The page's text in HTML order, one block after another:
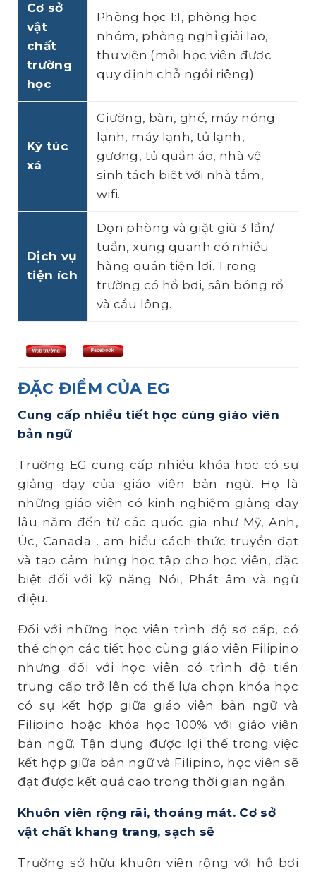
Cơ sở
vật
chất
trường
học
Phòng học 1:1, phòng học
nhóm, phòng nghỉ giải lao,
thư viện (mỗi học viên được
quy định chỗ ngồi riêng).
Ký túc
xá
Giường, bàn, ghế, máy nóng
lạnh, máy lạnh, tủ lạnh,
gương, tủ quần áo, nhà vệ
sinh tách biệt với nhà tắm,
wifi.
Dịch vụ
tiện ích
Dọn phòng và giặt giũ 3 lần/
tuần, xung quanh có nhiều
hàng quán tiện lợi. Trong
trường có hồ bơi, sân bóng rổ
và cầu lông.
ĐẶC ĐIỂM CỦA EG
Cung cấp nhiều tiết học cùng giáo viên
bản ngữ
Trường EG cung cấp nhiều khóa học có sự
giảng dạy của giáo viên bản ngữ. Họ là
những giáo viên có kinh nghiệm giảng dạy
lâu năm đến từ các quốc gia như Mỹ, Anh,
Úc, Canada… am hiểu cách thức truyền đạt
và tạo cảm hứng học tập cho học viên, đặc
biệt đối với kỹ năng Nói, Phát âm và ngữ
điệu.
Đối với những học viên trình độ sơ cấp, có
thể chọn các tiết học cùng giáo viên Filipino
nhưng đối với học viên có trình độ tiền
trung cấp trở lên có thể lựa chọn khóa học
có sự kết hợp giữa giáo viên bản ngữ và
Filipino hoặc khóa học 100% với giáo viên
bản ngữ. Tận dụng được lợi thế trong việc
kết hợp giữa bản ngữ và Filipino, học viên sẽ
đạt được kết quả cao trong thời gian ngắn.
Khuôn viên rộng rãi, thoáng mát. Cơ sở
vật chất khang trang, sạch sẽ
Trường sở hữu khuôn viên rộng với hồ bơi